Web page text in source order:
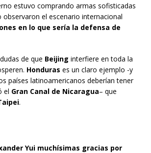
estuvo comprando armas sofisticadas
el escenario internacional
en lo que sería la defensa de
de que Beijing interfiere en toda la
Honduras es un claro ejemplo -y
países latinoamericanos deberían tener
el Gran Canal de Nicaragua– que
.
Yui muchísimas gracias por